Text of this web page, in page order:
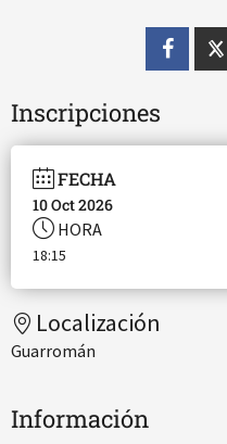
Inscripciones
FECHA
10 Oct 2026
HORA
18:15
Localización
Guarromán
Información